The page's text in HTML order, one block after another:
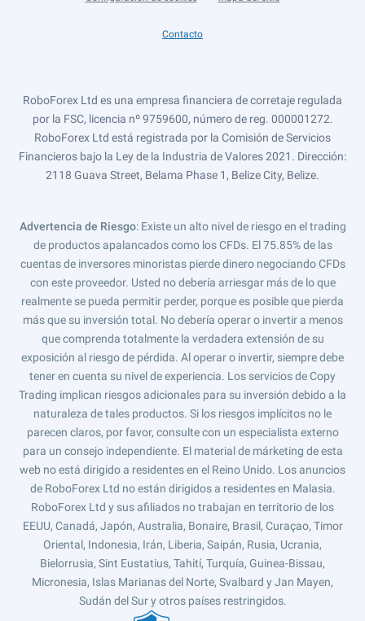
Contacto
RoboForex Ltd es una empresa financiera de corretaje regulada
por la FSC, licencia nº 9759600, número de reg. 000001272.
RoboForex Ltd está registrada por la Comisión de Servicios
Financieros bajo la Ley de la Industria de Valores 2021. Dirección:
2118 Guava Street, Belama Phase 1, Belize City, Belize.
Advertencia de Riesgo: Existe un alto nivel de riesgo en el trading
de productos apalancados como los CFDs. El 75.85% de las
cuentas de inversores minoristas pierde dinero negociando CFDs
con este proveedor. Usted no debería arriesgar más de lo que
realmente se pueda permitir perder, porque es posible que pierda
más que su inversión total. No debería operar o invertir a menos
que comprenda totalmente la verdadera extensión de su
exposición al riesgo de pérdida. Al operar o invertir, siempre debe
tener en cuenta su nivel de experiencia. Los servicios de Copy
Trading implican riesgos adicionales para su inversión debido a la
naturaleza de tales productos. Si los riesgos implícitos no le
parecen claros, por favor, consulte con un especialista externo
para un consejo independiente. El material de márketing de esta
web no está dirigido a residentes en el Reino Unido. Los anuncios
de RoboForex Ltd no están dirigidos a residentes en Malasia.
RoboForex Ltd y sus afiliados no trabajan en territorio de los
EEUU, Canadá, Japón, Australia, Bonaire, Brasil, Curaçao, Timor
Oriental, Indonesia, Irán, Liberia, Saipán, Rusia, Ucrania,
Bielorrusia, Sint Eustatius, Tahití, Turquía, Guinea-Bissau,
Micronesia, Islas Marianas del Norte, Svalbard y Jan Mayen,
Sudán del Sur y otros países restringidos.